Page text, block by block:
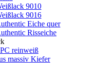
9010
9016
Eiche quer
Risseiche
reinweiß
massiv Kiefer